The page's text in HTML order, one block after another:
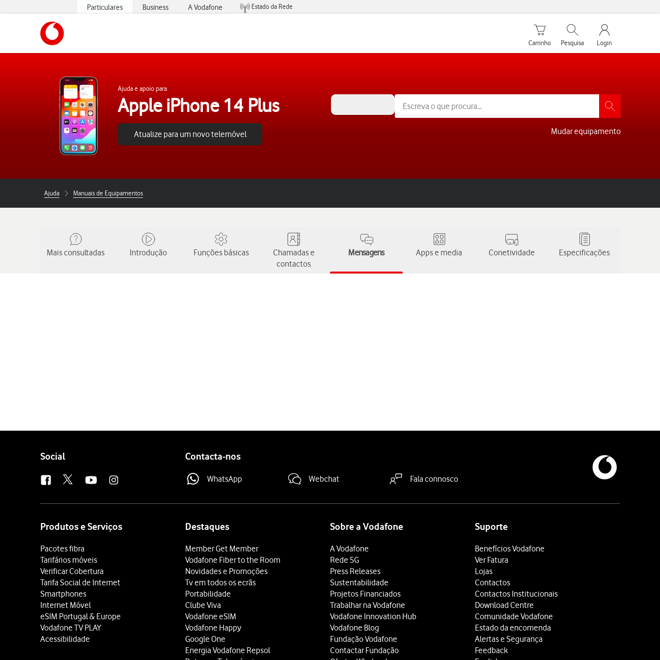
Particulares Business A Vodafone
Estado da Rede
Carrinho de compras
Carrinho
Pesquisar
Pesquisa
My Vodafone
Login
Ajuda e apoio para
Apple iPhone 14 Plus
Atualize para um novo telemóvel Mudar equipamento
Ajuda Manuais de Equipamentos
Mais consultadas Introdução Funções básicas
Chamadas e
contactos
Mensagens Apps e media Conetividade Especificações
Follow
Social Contacta-nos
WhatsApp Webchat Fala connosco
Produtos e Serviços
Pacotes fibra
Tarifários móveis
Verificar Cobertura
Tarifa Social de Internet
Smartphones
Internet Móvel
eSIM Portugal & Europe
Vodafone TV PLAY
Acessibilidade
Destaques
Member Get Member
Vodafone Fiber to the Room
Novidades e Promoções
Tv em todos os ecrãs
Portabilidade
Clube Viva
Vodafone eSIM
Vodafone Happy
Google One
Energia Vodafone Repsol
Sobre a Vodafone
A Vodafone
Rede 5G
Press Releases
Sustentabilidade
Projetos Financiados
Trabalhar na Vodafone
Vodafone Innovation Hub
Vodafone Blog
Fundação Vodafone
Contactar Fundação
Suporte
Benefícios Vodafone
Ver Fatura
Lojas
Contactos
Contactos Institucionais
Download Centre
Comunidade Vodafone
Estado da encomenda
Alertas e Segurança
Feedback